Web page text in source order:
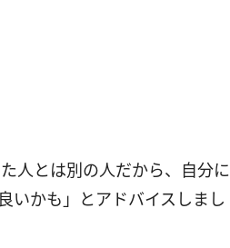
人とは別の人だから、自分に
いかも」とアドバイスしまし